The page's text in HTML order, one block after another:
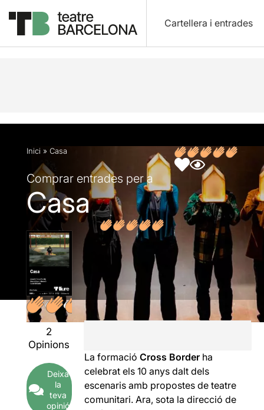
Cartellera i entrades
Descripció Fitxa artística Fotos i vídeos
Inici » Casa
Comprar entrades per a
Casa
2
Opinions
Deixa
la
teva
opinió
La formacióCross Border ha
celebrat els 10 anys dalt dels
escenaris amb propostes de teatre
comunitari. Ara, sota la direcció de